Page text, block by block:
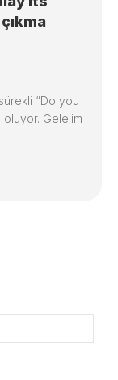
“Do you
oluyor. Gelelim